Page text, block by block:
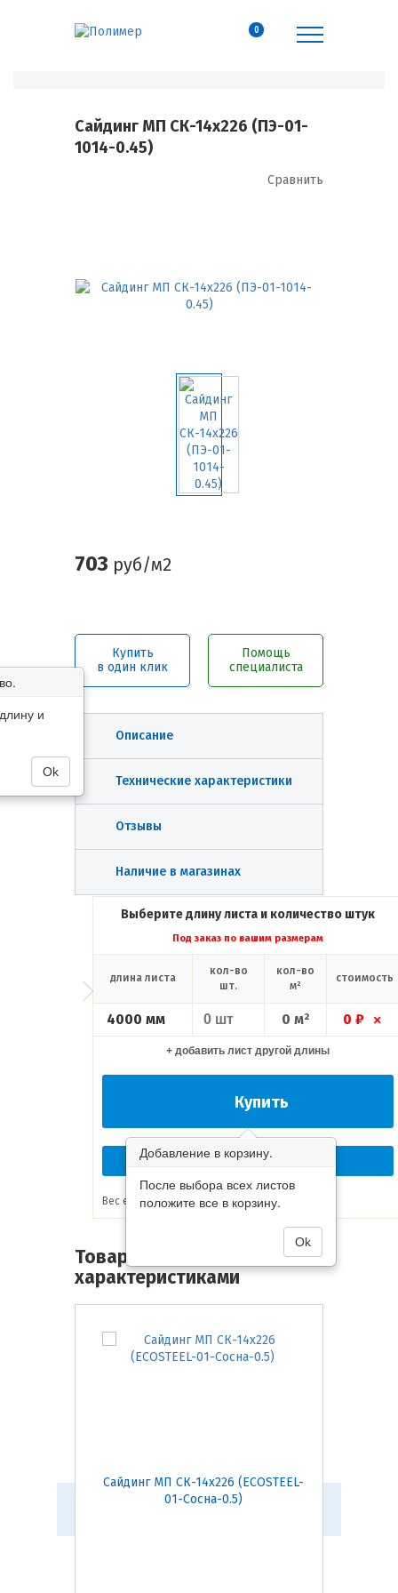
0
Сайдинг МП СК-14х226 (ПЭ-01-
1014-0.45)
Сравнить
703 руб/м2
Купить
в один клик
Помощь
специалиста
Описание
Технические характеристики
Отзывы
Наличие в магазинах
Выберите длину листа и количество штук
Под заказ по вашим размерам
длина листа
кол-во
шт.
кол-во
м²
стоимость
4000 мм 0 м² 0 ₽ ×
и
Ok
+ добавить лист другой длины
Купить
Добавление в корзину.
После выбора всех листов
положите все в корзину.
Ok
Перезвоните мне сейчас!
Вес единицы товара:3.97 кг
Товары со схожими
характеристиками
Сайдинг МП СК-14х226 (ECOSTEEL-
01-Сосна-0.5)